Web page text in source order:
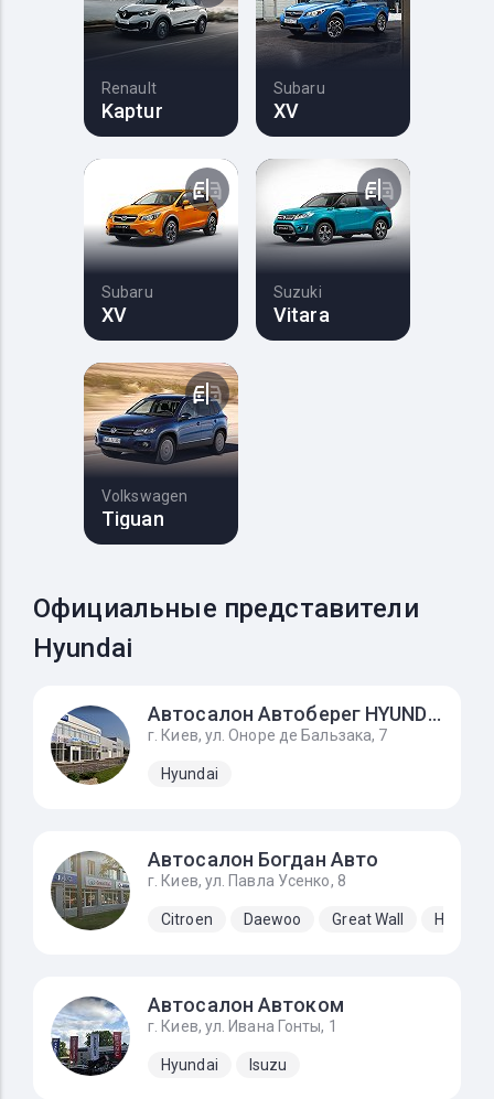
Renault
Kaptur
Subaru
XV
Subaru
XV
Suzuki
Vitara
Volkswagen
Tiguan
Официальные представители
Hyundai
Автосалон Автоберег HYUNDAI, на Усенко 8
г. Киев, ул. Оноре де Бальзака, 7
Hyundai
Автосалон Богдан Авто
г. Киев, ул. Павла Усенко, 8
Citroen Daewoo Great Wall Hyundai
Автосалон Автоком
г. Киев, ул. Ивана Гонты, 1
Hyundai Isuzu